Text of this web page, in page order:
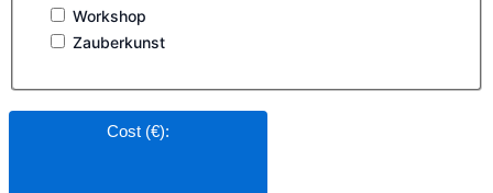
Workshop
Zauberkunst
Cost (€):